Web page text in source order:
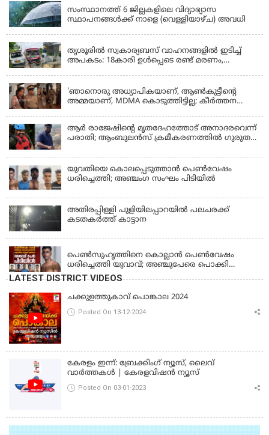
സംസ്ഥാനത്ത് 6 ജില്ലകളിലെ വിദ്യാഭ്യാസ
സ്ഥാപനങ്ങൾക്ക് നാളെ (വെള്ളിയാഴ്ച) അവധി
തൃശൂരിൽ സ്വകാര്യബസ് വാഹനങ്ങളില്‍ ഇടിച്ച്
അപകടം: 18കാരി ഉൾപ്പെടെ രണ്ട് മരണം,
'ഞാനൊരു അധ്യാപികയാണ്, ആണ്‍കുട്ടീന്റെ
അമ്മയാണ്‌, MDMA കൊടുത്തിട്ടില്ല; കീർത്തന
ആര്‍ രാജേഷിന്റെ മൃതദേഹത്തോട് അനാദരവെന്ന്
പരാതി; ആംബുലന്‍സ് ക്രമീകരണത്തില്‍ ഗുരുതര
ഫ്രീസര്‍ സംവിധാനം ഇല്ലാതെയെന്നും ആരോപണം
യുവതിയെ കൊലപ്പെടുത്താൻ പെൺവേഷം
ധരിച്ചെത്തി; അഞ്ചംഗ സംഘം പിടിയിൽ
അതിരപ്പിള്ളി പുളിയിലപ്പാറയിൽ പലചരക്ക്
കടതകർത്ത് കാട്ടാന
പെണ്‍സുഹൃത്തിനെ കൊല്ലാന്‍ പെണ്‍വേഷം
ധരിച്ചെത്തി യുവാവ്; അഞ്ചുപേരെ പൊക്കി
പൊലീസ്
LATEST DISTRICT VIDEOS
ചക്കുളത്തുകാവ് പൊങ്കാല 2024
Posted On 13-12-2024
കേരളം ഇന്ന്: ബ്രേക്കിംഗ് ന്യൂസ്, ലൈവ്
വാർത്തകൾ | കേരളവിഷൻ ന്യൂസ്
Posted On 03-01-2023